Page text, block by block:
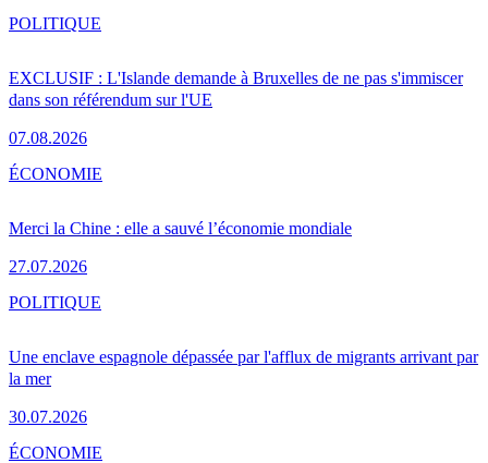
EXCLUSIF : L'Islande demande à Bruxelles de ne pas s'immiscer
dans son référendum sur l'UE
07.08.2026
POLITIQUE
Merci la Chine : elle a sauvé l’économie mondiale
27.07.2026
ÉCONOMIE
Une enclave espagnole dépassée par l'afflux de migrants arrivant par
la mer
30.07.2026
POLITIQUE
ÉCONOMIE